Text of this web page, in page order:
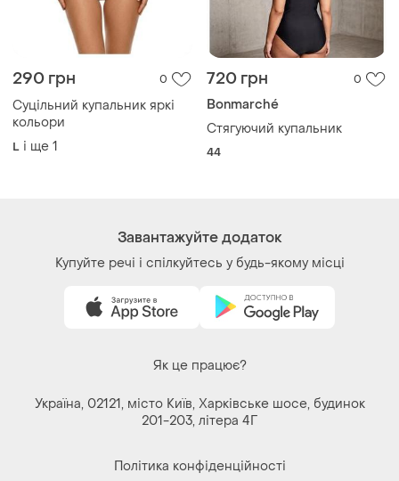
290 грн 0
Суцільний купальник яркі
кольори
L і ще 1
720 грн 0
Bonmarché
Стягуючий купальник
44
Завантажуйте додаток
Купуйте речі і спілкуйтесь у будь-якому місці
Як це працює?
Україна, 02121, місто Київ, Харківське шосе, будинок
201-203, літера 4Г
Політика конфіденційності